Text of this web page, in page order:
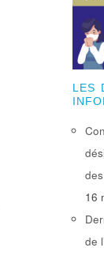
LES
16
de